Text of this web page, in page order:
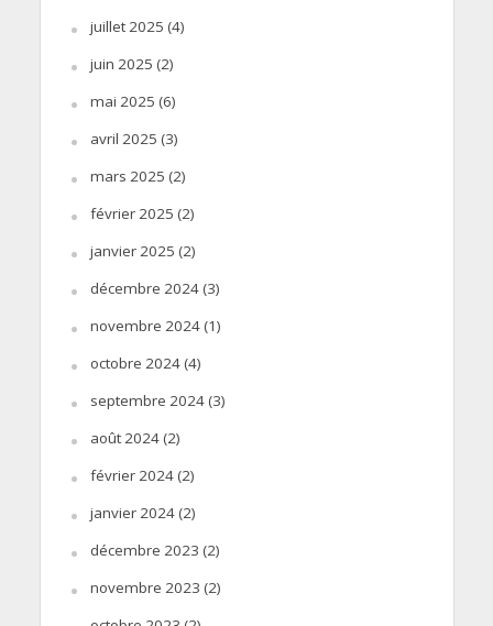
juillet 2025 (4)
juin 2025 (2)
mai 2025 (6)
avril 2025 (3)
mars 2025 (2)
février 2025 (2)
janvier 2025 (2)
décembre 2024(3)
novembre 2024(1)
octobre 2024(4)
septembre 2024(3)
août 2024(2)
février 2024(2)
janvier 2024(2)
décembre 2023 (2)
novembre 2023 (2)